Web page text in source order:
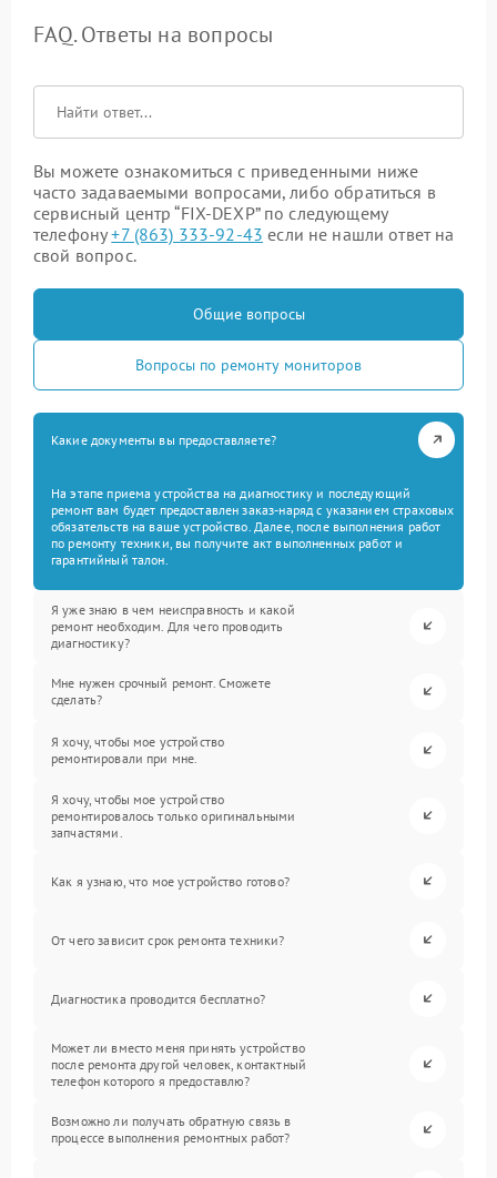
FAQ. Ответы на вопросы
Вы можете ознакомиться с приведенными ниже
часто задаваемыми вопросами, либо обратиться в
сервисный центр “FIX-DEXP” по следующему
телефону+7 (863) 333-92-43 если не нашли ответ на
свой вопрос.
Общие вопросы
Вопросы по ремонту мониторов
Какие документы вы предоставляете?
На этапе приема устройства на диагностику и последующий
ремонт вам будет предоставлен заказ-наряд с указанием страховых
обязательств на ваше устройство. Далее, после выполнения работ
по ремонту техники, вы получите акт выполненных работ и
гарантийный талон.
Я уже знаю в чем неисправность и какой
ремонт необходим. Для чего проводить
диагностику?
Мне нужен срочный ремонт. Сможете
сделать?
Я хочу, чтобы мое устройство
ремонтировали при мне.
Я хочу, чтобы мое устройство
ремонтировалось только оригинальными
запчастями.
Как я узнаю, что мое устройство готово?
От чего зависит срок ремонта техники?
Диагностика проводится бесплатно?
Может ли вместо меня принять устройство
после ремонта другой человек, контактный
телефон которого я предоставлю?
Возможно ли получать обратную связь в
процессе выполнения ремонтных работ?